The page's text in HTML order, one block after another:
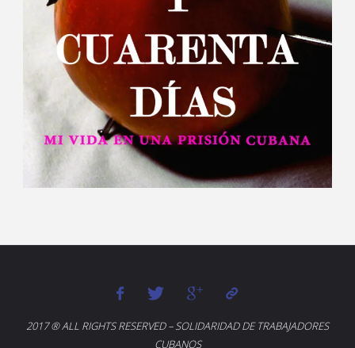
2017 ® ALL RIGHTS RESERVED – SOLIDARIDAD DE TRABAJADORES
CUBANOS